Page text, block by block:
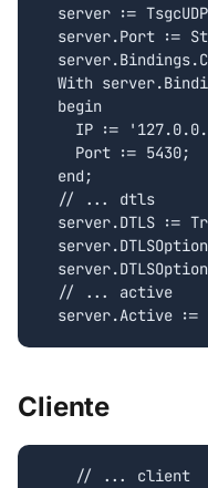
server :=
server.Port :=
With
  begin
IP :=
    Port := 5430;
  end;
  // ... dtls
server.DTLS :=
  // ... active
Cliente
    // ... client